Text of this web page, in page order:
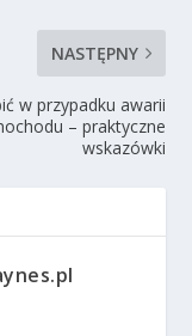
NASTĘPNY
w przypadku awarii
– praktyczne
wskazówki